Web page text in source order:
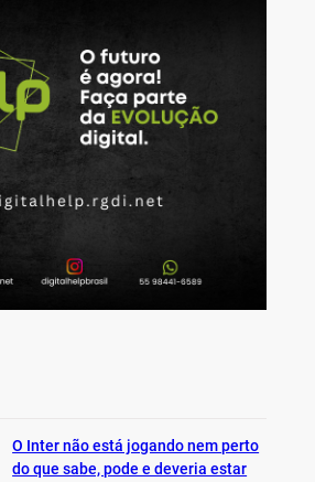
O Inter não está jogando nem perto
do que sabe, pode e deveria estar